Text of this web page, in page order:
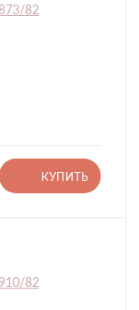
КУПИТЬ